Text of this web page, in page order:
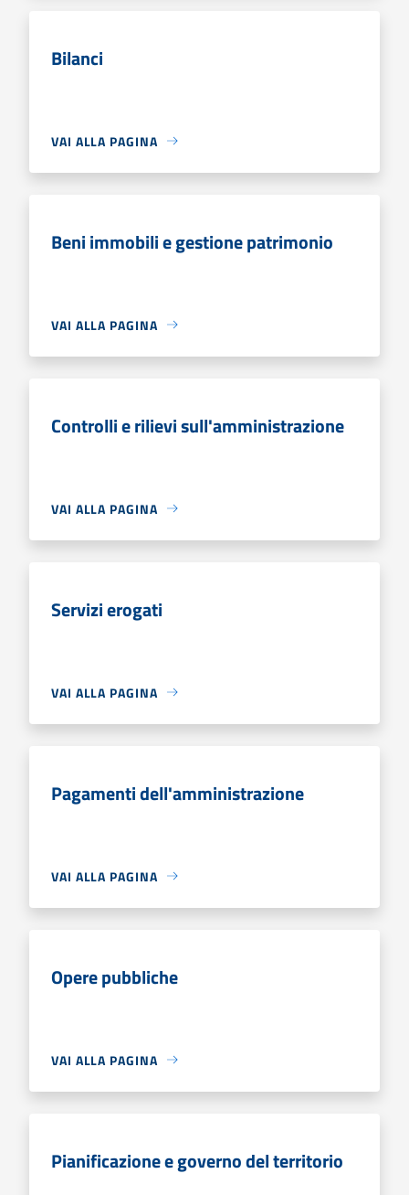
Bilanci
VAI ALLA PAGINA
Beni immobili e gestione patrimonio
VAI ALLA PAGINA
Controlli e rilievi sull'amministrazione
VAI ALLA PAGINA
Servizi erogati
VAI ALLA PAGINA
Pagamenti dell'amministrazione
VAI ALLA PAGINA
Opere pubbliche
VAI ALLA PAGINA
Pianificazione e governo del territorio